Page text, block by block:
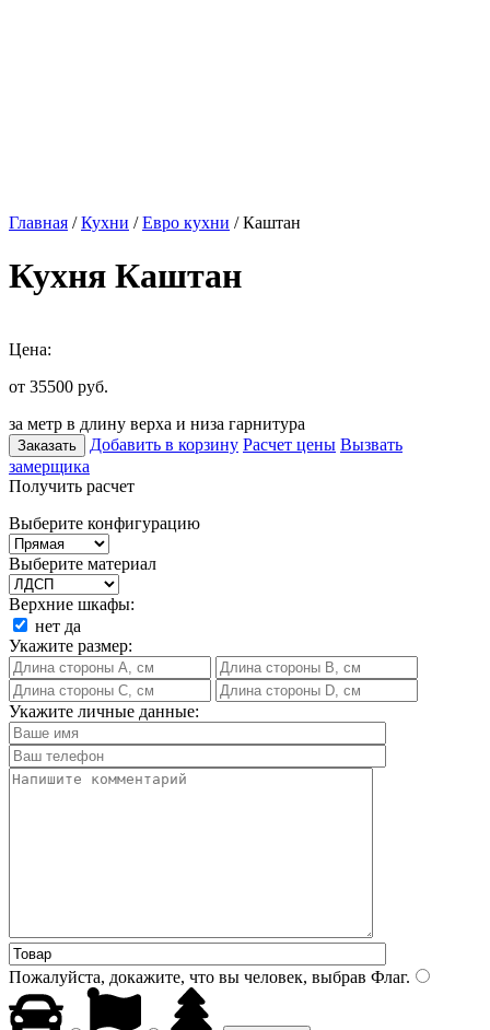
Главная /Кухни /Евро кухни / Каштан
Кухня Каштан
Цена:
от 35500 руб.
за метр в длину верха и низа гарнитура
Заказать Добавить в корзину Расчет цены Вызвать
замерщика
Получить расчет
Выберите конфигурацию
Выберите материал
Верхние шкафы:
нет да
Укажите размер:
Укажите личные данные:
Пожалуйста, докажите, что вы человек, выбрав Флаг.